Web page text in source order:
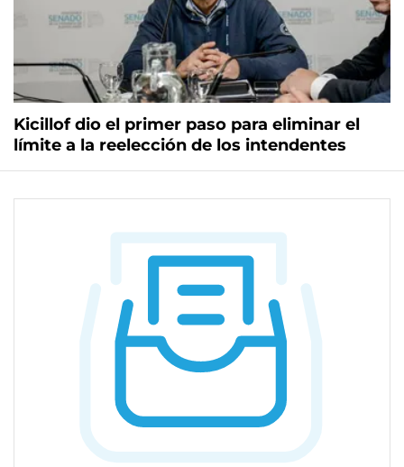
Kicillof dio el primer paso para eliminar el
límite a la reelección de los intendentes